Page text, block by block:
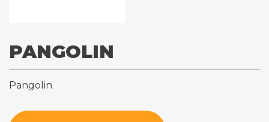
PANGOLIN
Pangolin